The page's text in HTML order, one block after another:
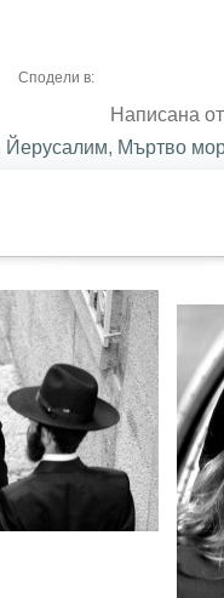
Сподели в:
Написана
Йерусалим, Мъртво